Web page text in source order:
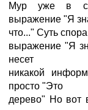
Мур уже в
выражение "Я
что..." Суть
выражение "Я
несет
никакой
просто "Это
дерево" Но вот